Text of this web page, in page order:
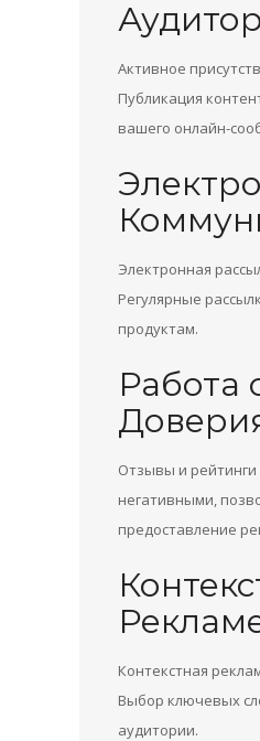
Активное
Публикация
вашего онлайн-
Электронная
Регулярные
продуктам.
Работа
Отзывы и
негативными,
предоставление
Контекстная
Выбор ключевых
аудитории.